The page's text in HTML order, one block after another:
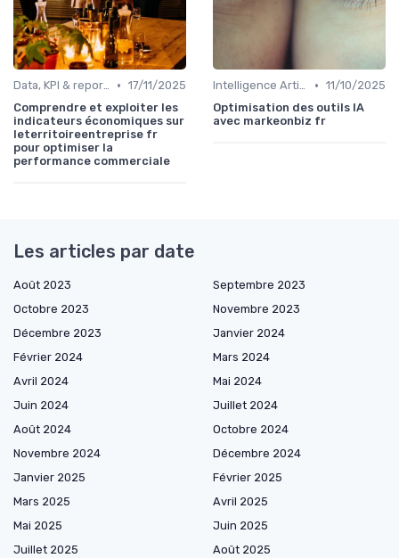
Data, KPI & reporting commercial • 17/11/2025
Comprendre et exploiter les
indicateurs économiques sur
leterritoireentreprise fr
pour optimiser la
performance commerciale
Intelligence Artificielle pour les ventes • 11/10/2025
Optimisation des outils IA
avec markeonbiz fr
Les articles par date
Août 2023
Septembre 2023
Octobre 2023
Novembre 2023
Décembre 2023
Janvier 2024
Février 2024
Mars 2024
Avril 2024
Mai 2024
Juin 2024
Juillet 2024
Août 2024
Octobre 2024
Novembre 2024
Décembre 2024
Janvier 2025
Février 2025
Mars 2025
Avril 2025
Mai 2025
Juin 2025
Juillet 2025
Août 2025